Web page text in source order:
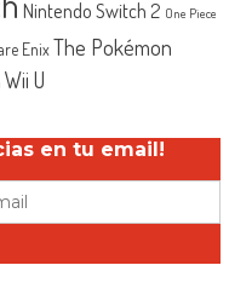
Nintendo Switch 2 One Piece
EnixThe Pokémon
Wii U
en tu email!